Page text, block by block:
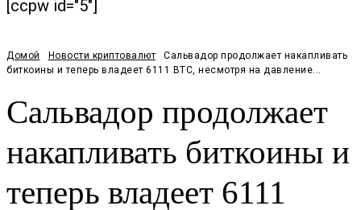
[ccpw id="5"]
Домой Новости криптовалют
Сальвадор продолжает накапливать
биткоины и теперь владеет 6111 BTC, несмотря на давление...
Сальвадор продолжает
накапливать биткоины и
теперь владеет 6111